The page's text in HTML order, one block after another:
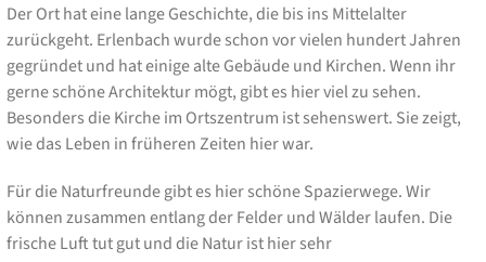
Der Ort hat eine lange Geschichte, die bis ins Mittelalter
zurückgeht. Erlenbach wurde schon vor vielen hundert Jahren
gegründet und hat einige alte Gebäude und Kirchen. Wenn ihr
gerne schöne Architektur mögt, gibt es hier viel zu sehen.
Besonders die Kirche im Ortszentrum ist sehenswert. Sie zeigt,
wie das Leben in früheren Zeiten hier war.
Für die Naturfreunde gibt es hier schöne Spazierwege. Wir
können zusammen entlang der Felder und Wälder laufen. Die
frische Luft tut gut und die Natur ist hier sehr